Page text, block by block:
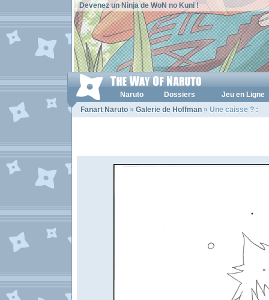
Devenez un Ninja de WoN no Kuni !
Naruto Dossiers
Jeu en Ligne
Fanart Naruto » Galerie de Hoffman » Une caisse ? :